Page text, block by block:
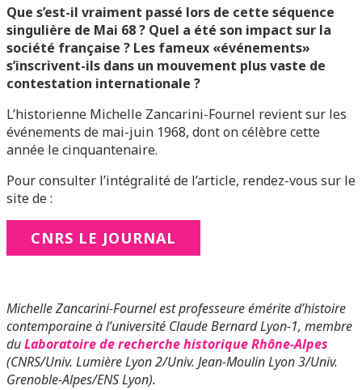
Que s’est-il vraiment passé lors de cette séquence
singulière de Mai 68 ? Quel a été son impact sur la
société française ? Les fameux «événements»
s’inscrivent-ils dans un mouvement plus vaste de
contestation internationale ?
L’historienne Michelle Zancarini-Fournel revient sur les
événements de mai-juin 1968, dont on célèbre cette
année le cinquantenaire.
Pour consulter l’intégralité de l’article, rendez-vous sur le
site de :
CNRS LE JOURNAL
Michelle Zancarini-Fournel est professeure émérite d’histoire
contemporaine à l’université Claude Bernard Lyon-1, membre
duLaboratoire de recherche historique Rhône-Alpes
(CNRS/Univ. Lumière Lyon 2/Univ. Jean-Moulin Lyon 3/Univ.
Grenoble-Alpes/ENS Lyon).